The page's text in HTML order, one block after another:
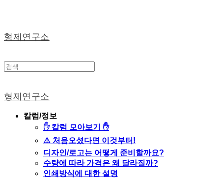
형제연구소
형제연구소
칼럼/정보
✋ 칼럼 모아보기 ✋
⚠️ 처음오셨다면 이것부터!
디자인/로고는 어떻게 준비할까요?
수량에 따라 가격은 왜 달라질까?
인쇄방식에 대한 설명